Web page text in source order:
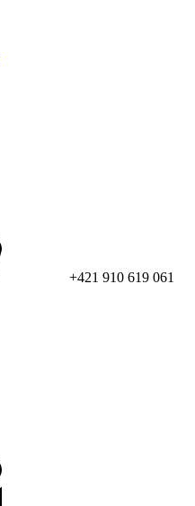
+421 910 619 061